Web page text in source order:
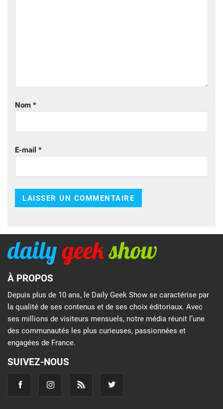
Nom *
E-mail *
À PROPOS
Depuis plus de 10 ans, le Daily Geek Show se caractérise par
la qualité de ses contenus et de ses choix éditoriaux. Avec
ses millions de visiteurs mensuels, notre média réunit l’une
des communautés les plus curieuses, passionnées et
engagées de France.
SUIVEZ-NOUS